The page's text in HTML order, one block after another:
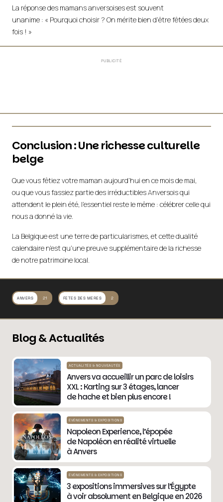
La réponse des mamans anversoises est souvent
unanime : « Pourquoi choisir ? On mérite bien d’être fêtées deux
fois ! »
PUBLICITÉ
Conclusion : Une richesse culturelle
belge
Que vous fêtiez votre maman aujourd’hui en ce mois de mai,
ou que vous fassiez partie des irréductibles Anversois qui
attendent le plein été, l’essentiel reste le même : célébrer celle qui
nous a donné la vie.
La Belgique est une terre de particularismes, et cette dualité
calendaire n’est qu’une preuve supplémentaire de la richesse
de notre patrimoine local.
ANVERS 21 FETES DES MERES 2
Blog & Actualités
ACTUALITÉS & NOUVEAUTÉS
Anvers va accueillir un parc de loisirs
XXL : Karting sur 3 étages, lancer
de hache et bien plus encore !
ÉVÉNEMENTS & EXPOSITIONS
Napoleon Experience, l’épopée
de Napoléon en réalité virtuelle
à Anvers
ÉVÉNEMENTS & EXPOSITIONS
3 expositions immersives sur l’Égypte
à voir absolument en Belgique en 2026